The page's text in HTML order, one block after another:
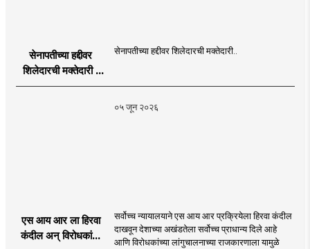
सेनापतीच्या हद्दीवर
शिलेदारची मक्तेदारी |
Sahyadri Tiger
सेनापतीच्या हद्दीवर शिलेदारची मक्तेदारी..
०५ जून २०२६
एस आय आर ला हिरवा
कंदील अन् विरोधकांना
सर्वोच्च न्यायालयाने एस आय आर प्रक्रियेला हिरवा कंदील
दाखवून देशाच्या अखंडतेला सर्वोच्च प्राधान्य दिले आहे
आणि विरोधकांच्या लांगुचालनाच्या राजकारणाला यामुळे